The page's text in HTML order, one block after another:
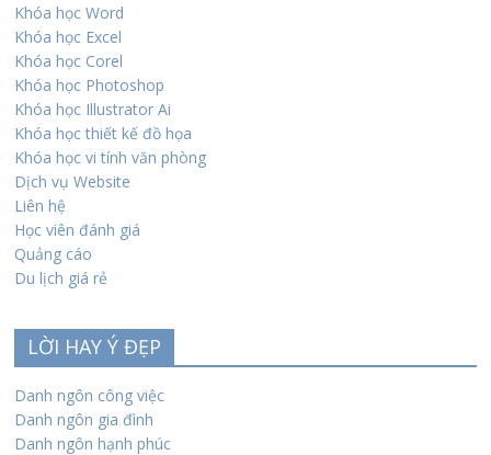
Khóa học Word
Khóa học Excel
Khóa học Corel
Khóa học Photoshop
Khóa học Illustrator Ai
Khóa học thiết kế đồ họa
Khóa học vi tính văn phòng
Dịch vụ Website
Liên hệ
Học viên đánh giá
Quảng cáo
Du lịch giá rẻ
LỜI HAY Ý ĐẸP
Danh ngôn công việc
Danh ngôn gia đình
Danh ngôn hạnh phúc